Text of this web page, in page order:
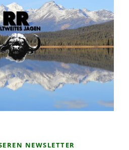
NEWSLETTER